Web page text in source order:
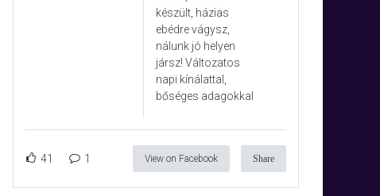
készült, házias
ebédre vágysz,
nálunk jó helyen
jársz! Változatos
napi kínálattal,
bőséges adagokkal
41 1 View on Facebook Share